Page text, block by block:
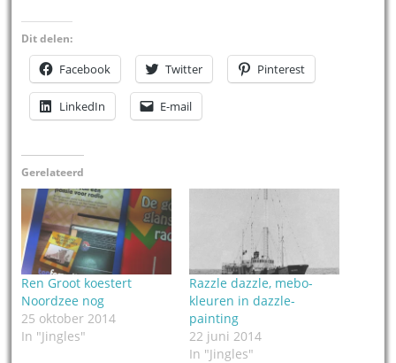
Dit delen:
Facebook Twitter Pinterest
LinkedIn E-mail
Gerelateerd
Ren Groot koestert
Noordzee nog
25 oktober 2014
In "Jingles"
Razzle dazzle, mebo-
kleuren in dazzle-
painting
22 juni 2014
In "Jingles"